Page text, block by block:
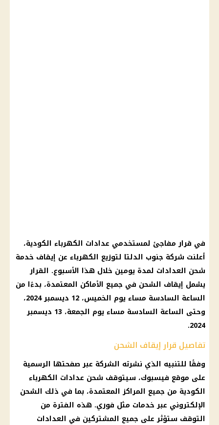
في قرار مفاجئ لمستخدمي عدادات الكهرباء الكودية،
أعلنت شركة جنوب الدلتا لتوزيع الكهرباء عن إيقاف خدمة
شحن العدادات لمدة يومين خلال هذا الأسبوع. القرار
يشمل إيقاف الشحن في جميع الأماكن المعتمدة، بدءًا من
الساعة السادسة مساء يوم الخميس، 12 ديسمبر 2024
،
وحتى الساعة السادسة مساء يوم الجمعة، 13
ديسمبر
2024
.
تفاصيل قرار إيقاف الشحن
وفقًا للتنبيه الذي نشرته الشركة عبر صفحتها الرسمية
على موقع فيسبوك، سيتوقف شحن عدادات الكهرباء
الكودية من جميع المراكز المعتمدة، بما في ذلك الشحن
الإلكتروني عبر خدمات مثل فوري. هذه الفترة من
التوقف ستؤثر على جميع المشتركين في العدادات